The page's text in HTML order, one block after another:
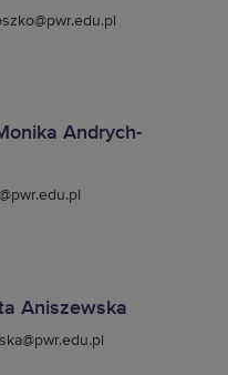
Andrych-
Aniszewska